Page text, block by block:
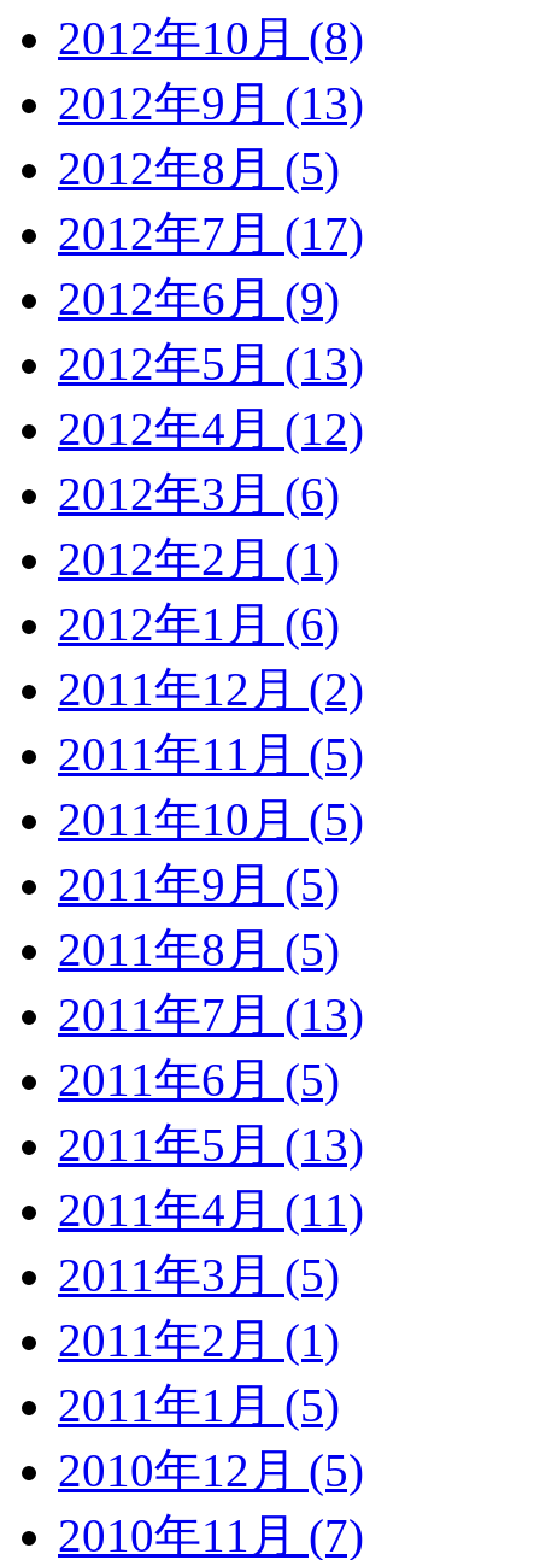
2012年10月 (8)
2012年9月 (13)
2012年8月 (5)
2012年7月 (17)
2012年6月 (9)
2012年5月 (13)
2012年4月 (12)
2012年3月 (6)
2012年2月 (1)
2012年1月 (6)
2011年12月 (2)
2011年11月 (5)
2011年10月 (5)
2011年9月 (5)
2011年8月 (5)
2011年7月 (13)
2011年6月 (5)
2011年5月 (13)
2011年4月 (11)
2011年3月 (5)
2011年2月 (1)
2011年1月 (5)
2010年12月 (5)
2010年11月 (7)